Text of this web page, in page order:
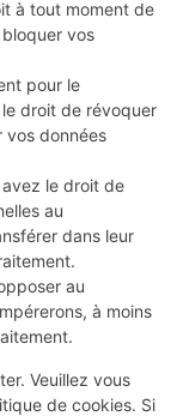
à tout moment de
vos
pour le
droit de révoquer
vos données
le droit de
au
dans leur
au
à moins
Veuillez vous
de cookies. Si